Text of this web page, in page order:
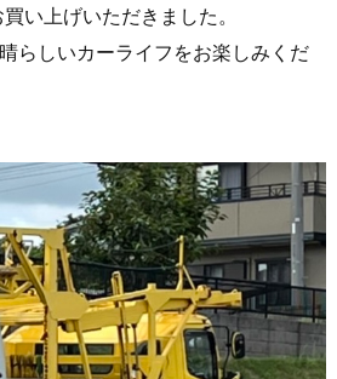
い上げいただきました。
らしいカーライフをお楽しみくだ